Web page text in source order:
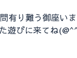
有り難う御座い
遊びに来てね